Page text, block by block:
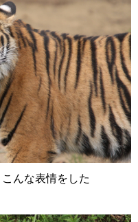
んな表情をした